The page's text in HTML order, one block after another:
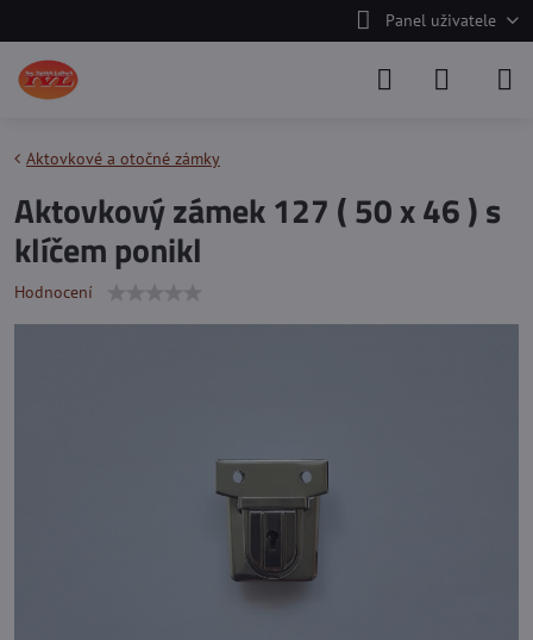
Panel uživatele
Aktovkové a otočné zámky
Aktovkový zámek 127 ( 50 x 46 ) s
klíčem ponikl
Hodnocení